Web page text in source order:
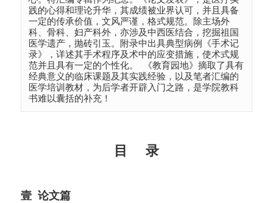
践的心得和理论升华，其成绩被业界认可，并且具备
一定的传承价值，文风严谨，格式规范。除主场外
科、骨科、妇产科外，亦涉及中西医结合，挖掘祖国
医学遗产，抛砖引玉。附录中出具典型病例《手术记
录》，详述其手术程序及术中的应变措施，使术式规
范并且具有一定的个性化。 《教育园地》摘取了具有
经典意义的临床课题及其实践经验，以及笔者汇编的
医学培训教材，为后学者开辟入门之路，是学院教科
书难以囊括的补充！
目 录
壹 论文篇